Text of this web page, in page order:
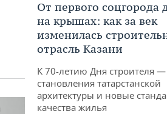
От первого соцгорода
на крышах: как за век
изменилась
отрасль Казани
К 70-летию Дня строителя
становления татарстанской
архитектуры и новые
качества жилья